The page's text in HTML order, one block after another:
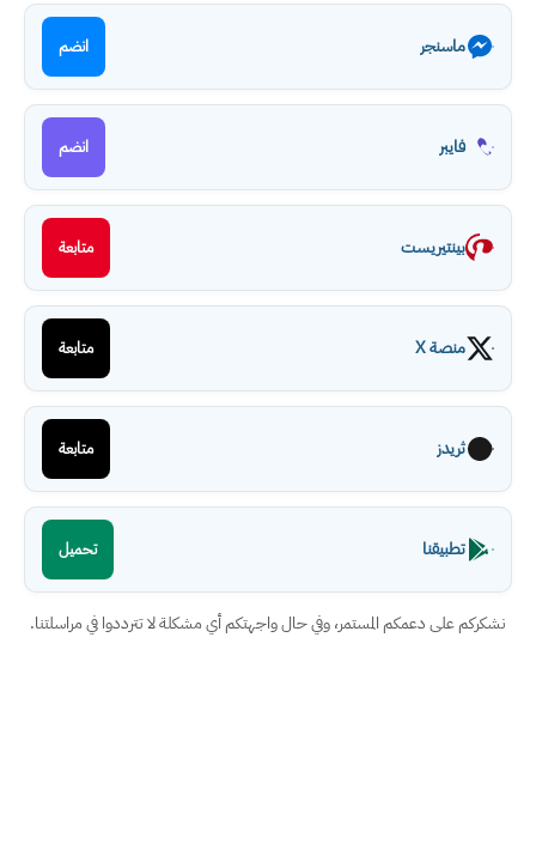
ماسنجر انضم
فايبر انضم
بينتيريست متابعة
منصة X متابعة
ثريدز متابعة
تطبيقنا تحميل
نشكركم على دعمكم المستمر، وفي حال واجهتكم أي مشكلة لا تترددوا في مراسلتنا.